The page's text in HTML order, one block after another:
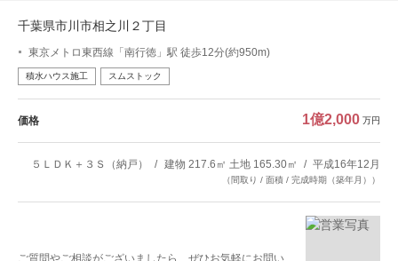
千葉県市川市相之川２丁目
東京メトロ東西線「南行徳」駅 徒歩12分(約950m)
積水ハウス施工 スムストック
価格 1億2,000 万円
５ＬＤＫ＋３Ｓ（納戸） 建物 217.6㎡ 土地 165.30㎡ 平成16年12月
（間取り / 面積 / 完成時期（築年月））
ご質問やご相談がございましたら、ぜひお気軽にお問い